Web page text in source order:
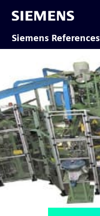
Siemens References